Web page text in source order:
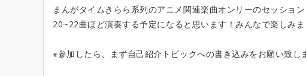
まんがタイムきらら系列のアニメ関連楽曲オンリーのセッション
20~22曲ほど演奏する予定になると思います！みんなで楽しみま
※参加したら、まず自己紹介トピックへの書き込みをお願い致し